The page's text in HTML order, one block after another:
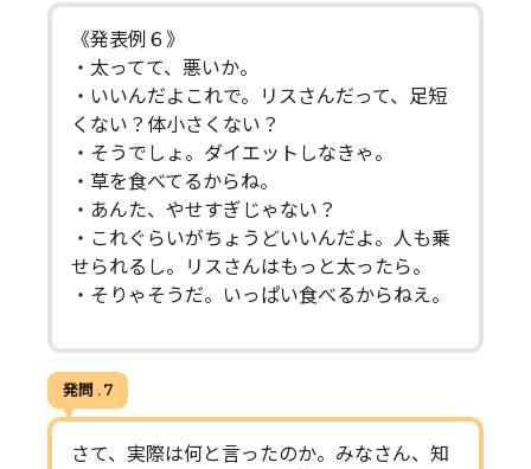
《発表例６》
・太ってて、悪いか。
・いいんだよこれで。リスさんだって、足短
くない？体小さくない？
・そうでしょ。ダイエットしなきゃ。
・草を食べてるからね。
・あんた、やせすぎじゃない？
・これぐらいがちょうどいいんだよ。人も乗
せられるし。リスさんはもっと太ったら。
・そりゃそうだ。いっぱい食べるからねえ。
発問 . 7
さて、実際は何と言ったのか。みなさん、知